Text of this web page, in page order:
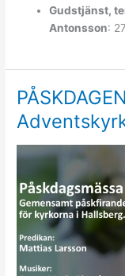
Gudstjänst,
Antonsson: